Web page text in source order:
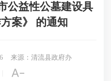
公益性公墓建设具
案》 的通知
来源：清流县政府办
